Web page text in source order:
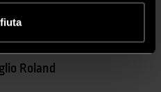
Roland